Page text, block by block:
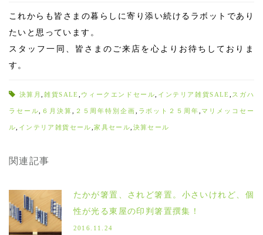
これからも皆さまの暮らしに寄り添い続けるラボットであり
たいと思っています。
スタッフ一同、皆さまのご来店を心よりお待ちしておりま
す。
決算月 雑貨SALE ウィークエンドセール インテリア雑貨SALE スガハ
ラセール ６月決算 ２５周年特別企画 ラボット２５周年 マリメッコセー
ル インテリア雑貨セール ,家具セール 決算セール
関連記事
たかが箸置、されど箸置。小さいけれど、個
性が光る東屋の印判箸置撰集！
2016.11.24